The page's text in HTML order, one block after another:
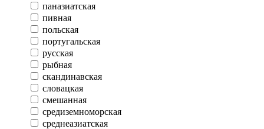
паназиатская
пивная
польская
португальская
русская
рыбная
скандинавская
словацкая
смешанная
средиземноморская
среднеазиатская